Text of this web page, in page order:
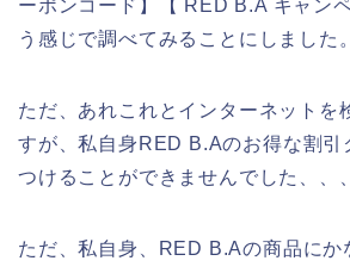
ーポンコード】【 RED B.A キャン
う感じで調べてみることにしました。
ただ、あれこれとインターネットを
すが、私自身RED B.Aのお得な割引
つけることができませんでした、、、
ただ、私自身、RED B.Aの商品にか